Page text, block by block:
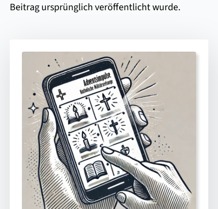
Beitrag ursprünglich veröffentlicht wurde.